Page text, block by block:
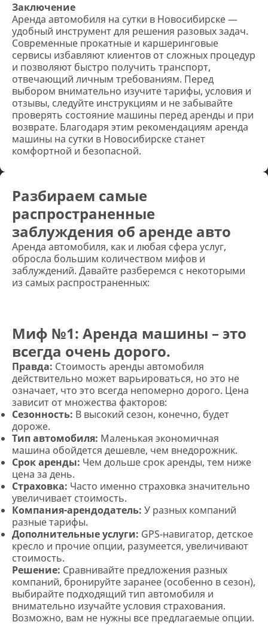
Заключение
Аренда автомобиля на сутки в Новосибирске —
удобный инструмент для решения разовых задач.
Современные прокатные и каршеринговые
сервисы избавляют клиентов от сложных процедур
и позволяют быстро получить транспорт,
отвечающий личным требованиям. Перед
выбором внимательно изучите тарифы, условия и
отзывы, следуйте инструкциям и не забывайте
проверять состояние машины перед аренды и при
возврате. Благодаря этим рекомендациям аренда
машины на сутки в Новосибирске станет
комфортной и безопасной.
Разбираем самые
распространенные
заблуждения об аренде авто
Аренда автомобиля, как и любая сфера услуг,
обросла большим количеством мифов и
заблуждений. Давайте разберемся с некоторыми
из самых распространенных:
Миф №1: Аренда машины – это
всегда очень дорого.
Правда: Стоимость аренды автомобиля
действительно может варьироваться, но это не
означает, что это всегда непомерно дорого. Цена
зависит от множества факторов:
Сезонность: В высокий сезон, конечно, будет
дороже.
Тип автомобиля: Маленькая экономичная
машина обойдется дешевле, чем внедорожник.
Срок аренды: Чем дольше срок аренды, тем ниже
цена за день.
Страховка: Часто именно страховка значительно
увеличивает стоимость.
Компания-арендодатель: У разных компаний
разные тарифы.
Дополнительные услуги: GPS-навигатор, детское
кресло и прочие опции, разумеется, увеличивают
стоимость.
Решение: Сравнивайте предложения разных
компаний, бронируйте заранее (особенно в сезон),
выбирайте подходящий тип автомобиля и
внимательно изучайте условия страхования.
Возможно, вам не нужны все предлагаемые опции.